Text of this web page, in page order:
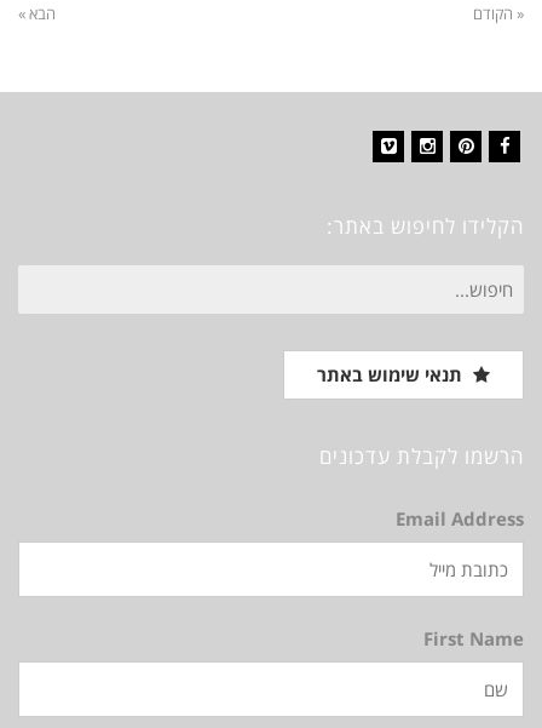
« הקודם הבא »
הקלידו לחיפוש באתר:
חיפוש
עבור:
תנאי שימוש באתר
הרשמו לקבלת עדכונים
Email Address
First Name